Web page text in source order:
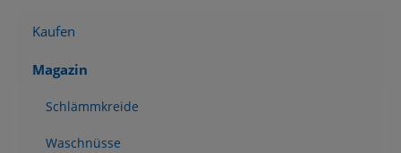
Kaufen
Magazin
Schlämmkreide
Waschnüsse